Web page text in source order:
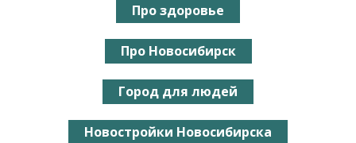
Про здоровье
Про Новосибирск
Город для людей
Новостройки Новосибирска